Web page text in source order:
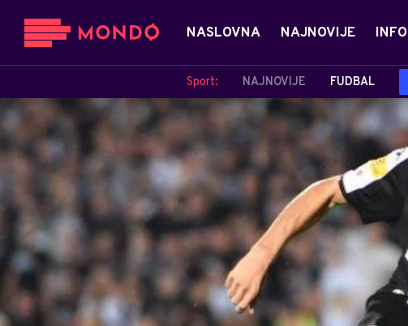
NASLOVNA NAJNOVIJE INFO
Sport: NAJNOVIJE FUDBAL